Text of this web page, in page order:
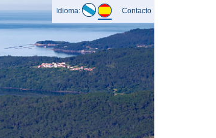
Idioma: Contacto